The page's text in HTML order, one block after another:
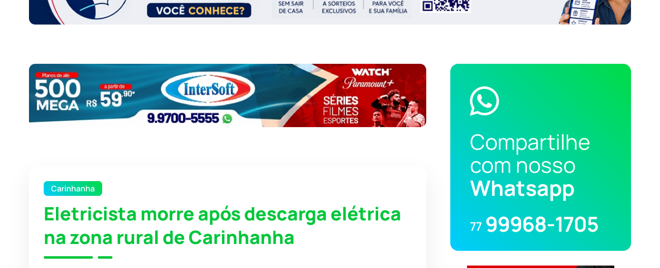
Carinhanha
Eletricista morre após descarga elétrica
na zona rural de Carinhanha
Compartilhe
com nosso
Whatsapp
77 99968-1705